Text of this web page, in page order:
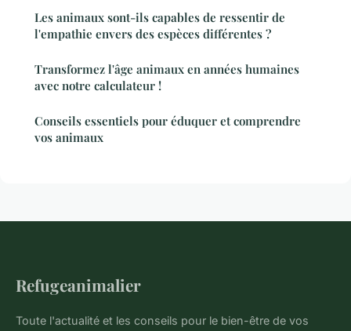
Les animaux sont-ils capables de ressentir de
l'empathie envers des espèces différentes ?
Transformez l'âge animaux en années humaines
avec notre calculateur !
Conseils essentiels pour éduquer et comprendre
vos animaux
Refugeanimalier
Toute l'actualité et les conseils pour le bien-être de vos